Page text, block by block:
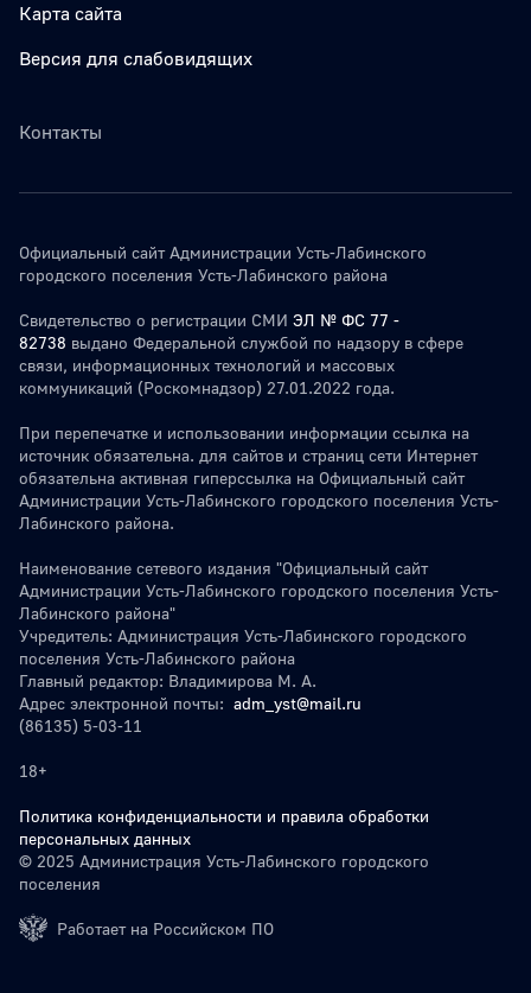
Карта сайта
Версия для слабовидящих
Контакты
Официальный сайт Администрации Усть-Лабинского
городского поселения Усть-Лабинского района
Свидетельство о регистрации СМИ ЭЛ № ФС 77 -
82738 выдано Федеральной службой по надзору в сфере
связи, информационных технологий и массовых
коммуникаций (Роскомнадзор) 27.01.2022 года.
При перепечатке и использовании информации ссылка на
источник обязательна. для сайтов и страниц сети Интернет
обязательна активная гиперссылка на Официальный сайт
Администрации Усть-Лабинского городского поселения Усть-
Лабинского района.
Наименование сетевого издания "Официальный сайт
Администрации Усть-Лабинского городского поселения Усть-
Лабинского района"
Учредитель: Администрация Усть-Лабинского городского
поселения Усть-Лабинского района
Главный редактор: Владимирова М. А.
Адрес электронной почты: adm_yst@mail.ru
(86135) 5-03-11
18+
Политика конфиденциальности и правила обработки
персональных данных
© 2025 Администрация Усть-Лабинского городского
поселения
Работает на Российском ПО